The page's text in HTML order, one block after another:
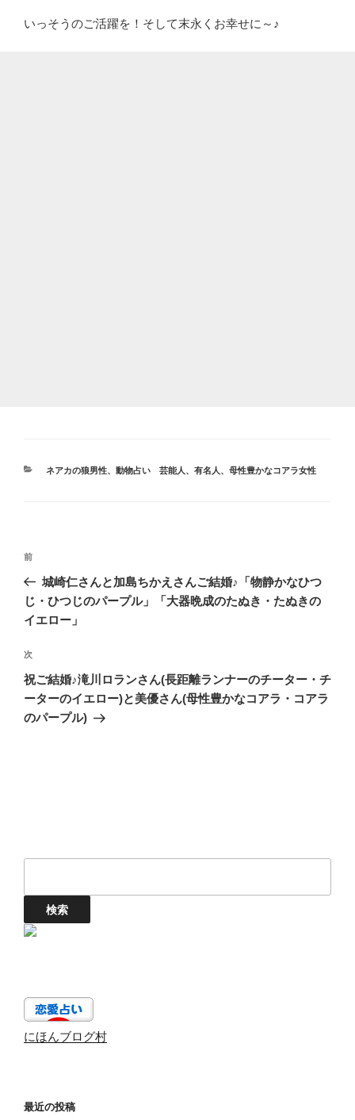
いっそうのご活躍を！そして末永くお幸せに～♪
カ
ネアカの狼男性、 動物占い 芸能人、有名人 、 母性豊かなコアラ女性
投
ナ
ビ
ー
シ
ョ
ン
前
の
投
稿
前
城崎仁さんと加島ちかえさんご結婚♪「物静かなひつ
じ・ひつじのパープル」「大器晩成のたぬき・たぬきの
イエロー」
次
の
稿
次
祝ご結婚♪滝川ロランさん(長距離ランナーのチーター・チ
ーターのイエロー)と美優さん(母性豊かなコアラ・コアラ
のパープル)
にほんブログ村
最近の投稿